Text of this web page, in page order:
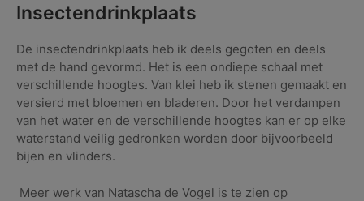
Insectendrinkplaats
De insectendrinkplaats heb ik deels gegoten en deels
met de hand gevormd. Het is een ondiepe schaal met
verschillende hoogtes. Van klei heb ik stenen gemaakt en
versierd met bloemen en bladeren. Door het verdampen
van het water en de verschillende hoogtes kan er op elke
waterstand veilig gedronken worden door bijvoorbeeld
bijen en vlinders.
Meer werk van Natascha de Vogel is te zien op